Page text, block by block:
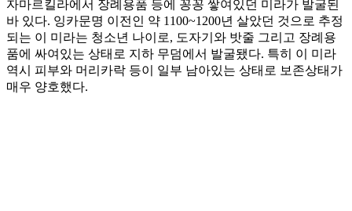
자마르킬라에서 장례용품 등에 꽁꽁 쌓여있던 미라가 발굴된
바 있다. 잉카문명 이전인 약 1100~1200년 살았던 것으로 추정
되는 이 미라는 청소년 나이로, 도자기와 밧줄 그리고 장례용
품에 싸여있는 상태로 지하 무덤에서 발굴됐다. 특히 이 미라
역시 피부와 머리카락 등이 일부 남아있는 상태로 보존상태가
매우 양호했다.